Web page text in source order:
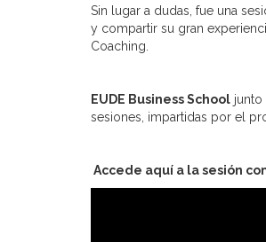
Sin lugar a dudas, fue una
y compartir su gran
Coaching.
EUDE Business School junto
sesiones, impartidas por el
Accede aquí a la sesión